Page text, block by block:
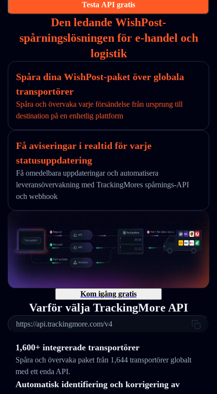
Testa API gratis
Den ledande WishPost-
spårningslösningen för e-handel och
logistik
Spåra dina WishPost-paket över globala
transportörer
Spåra och övervaka varje försändelse från ursprung till
destination på en enhetlig plattform
Få aviseringar i realtid för varje
statusuppdatering
Få omedelbara uppdateringar och automatisera
leveransövervakning med TrackingMores spårnings-API
och webhook
Kom igång gratis
Varför välja TrackingMore API
https://api.trackingmore.com/v4
1,600+ integrerade transportörer
Spåra och övervaka paket från 1,644 transportörer globalt
med ett enda API.
Automatisk identifiering och korrigering av